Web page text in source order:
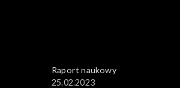
Raport naukowy
25.02.2023